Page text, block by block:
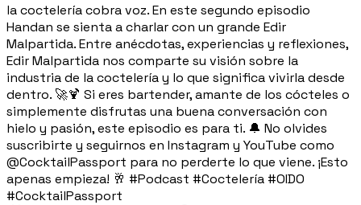
la coctelería cobra voz. En este segundo episodio
Handan se sienta a charlar con un grande Edir
Malpartida. Entre anécdotas, experiencias y reflexiones,
Edir Malpartida nos comparte su visión sobre la
industria de la coctelería y lo que significa vivirla desde
dentro. 🚀🍹 Si eres bartender, amante de los cócteles o
simplemente disfrutas una buena conversación con
hielo y pasión, este episodio es para ti. 🔔 No olvides
suscribirte y seguirnos en Instagram y YouTube como
@CocktailPassport para no perderte lo que viene. ¡Esto
apenas empieza! 🥂 #Podcast #Coctelería #OIDO
#CocktailPassport